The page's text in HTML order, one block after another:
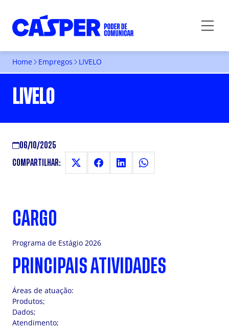
Home Empregos LIVELO
LIVELO
06/10/2025
COMPARTILHAR:
CARGO
Programa de Estágio 2026
PRINCIPAIS ATIVIDADES
Áreas de atuação:
Produtos;
Dados;
Atendimento;